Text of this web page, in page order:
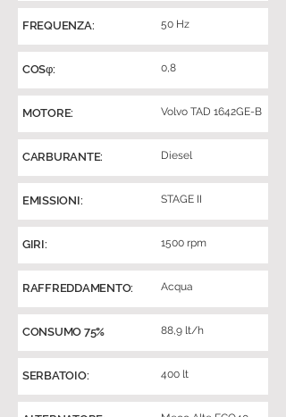
FREQUENZA: 50 Hz
COSφ: 0,8
MOTORE: Volvo TAD 1642GE-B
CARBURANTE: Diesel
EMISSIONI: STAGE II
GIRI: 1500 rpm
RAFFREDDAMENTO: Acqua
CONSUMO 75% 88,9 lt/h
SERBATOIO: 400 lt